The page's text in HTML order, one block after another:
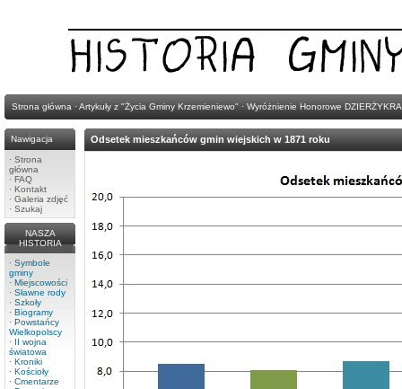
Strona główna ·Artykuły z "Życia Gminy Krzemieniewo" · Wyróżnienie Honorowe
Nawigacja
· Strona
główna
· FAQ
· Kontakt
· Galeria zdjęć
· Szukaj
NASZA
HISTORIA
· Symbole
gminy
· Miejscowości
· Sławne rody
· Szkoły
· Biogramy
· Powstańcy
Wielkopolscy
· II wojna
światowa
· Kroniki
· Kościoły
· Cmentarze
Odsetek mieszkańców gmin wiejskich w 1871 roku